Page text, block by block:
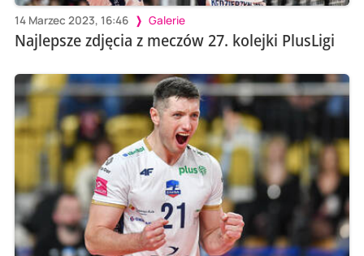
14 Marzec 2023, 16:46 Galerie
Najlepsze zdjęcia z meczów 27. kolejki PlusLigi